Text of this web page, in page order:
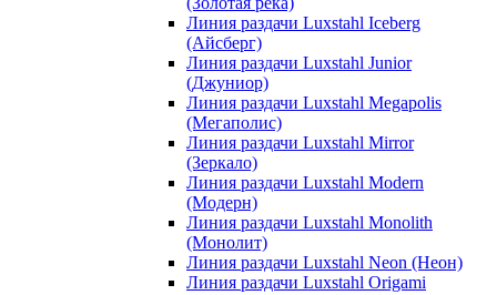
Линия раздачи Luxstahl Iceberg
(Айсберг)
Линия раздачи Luxstahl Junior
(Джуниор)
Линия раздачи Luxstahl Megapolis
(Мегаполис)
Линия раздачи Luxstahl Mirror
(Зеркало)
Линия раздачи Luxstahl Modern
(Модерн)
Линия раздачи Luxstahl Monolith
(Монолит)
Линия раздачи Luxstahl Neon (Неон)
Линия раздачи Luxstahl Origami